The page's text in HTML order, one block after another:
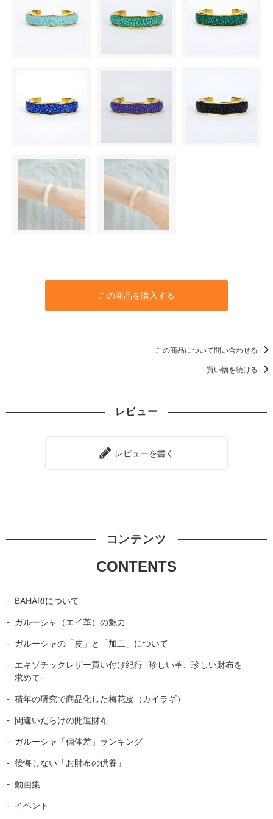
この商品を購入する
この商品について問い合わせる
買い物を続ける
レビュー
レビューを書く